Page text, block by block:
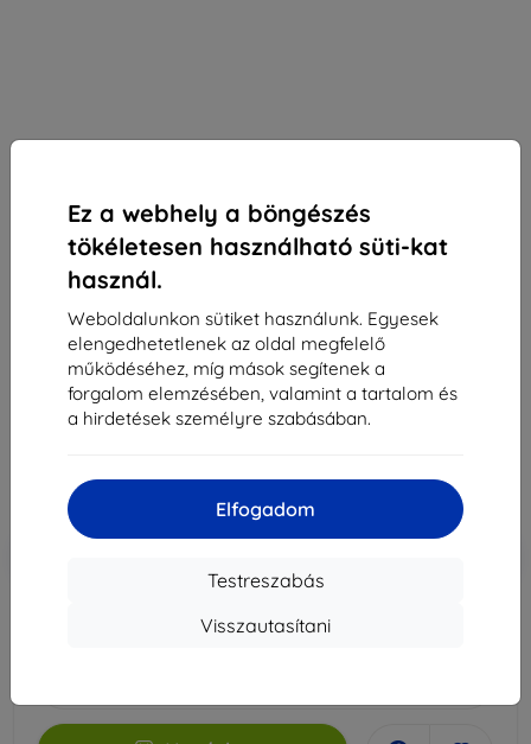
Ez a webhely a böngészés
tökéletesen használható süti-kat
használ.
Weboldalunkon sütiket használunk. Egyesek
elengedhetetlenek az oldal megfelelő
működéséhez, míg mások segítenek a
forgalom elemzésében, valamint a tartalom és
a hirdetések személyre szabásában.
Elfogadom
Testreszabás
Visszautasítani
3MK Foil 1UP iPhone 12 Mini 5.4" gaming fólia, 3 db
Alkalmas: Apple iPhone 12 Mini
Leírás és specifikáció
7 790 Ft
Ár ÁFA nelkül
Külső raktáron > 5 db